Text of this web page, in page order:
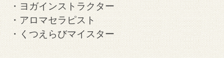
・ヨガインストラクター
・アロマセラピスト
・くつえらびマイスター